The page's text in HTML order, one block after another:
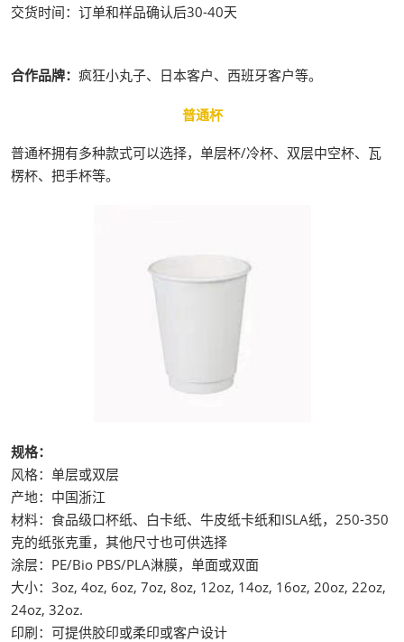
交货时间：订单和样品确认后30-40天
合作品牌： 疯狂小丸子、日本客户、西班牙客户等。
普通杯
普通杯拥有多种款式可以选择，单层杯/冷杯、双层中空杯、瓦
楞杯、把手杯等。
规格：
风格：单层或双层
产地：中国浙江
材料：食品级口杯纸、白卡纸、牛皮纸卡纸和ISLA纸，250-350
克的纸张克重，其他尺寸也可供选择
涂层：PE/Bio PBS/PLA淋膜，单面或双面
大小：3oz, 4oz, 6oz, 7oz, 8oz, 12oz, 14oz, 16oz, 20oz, 22oz,
24oz, 32oz.
印刷：可提供胶印或柔印或客户设计